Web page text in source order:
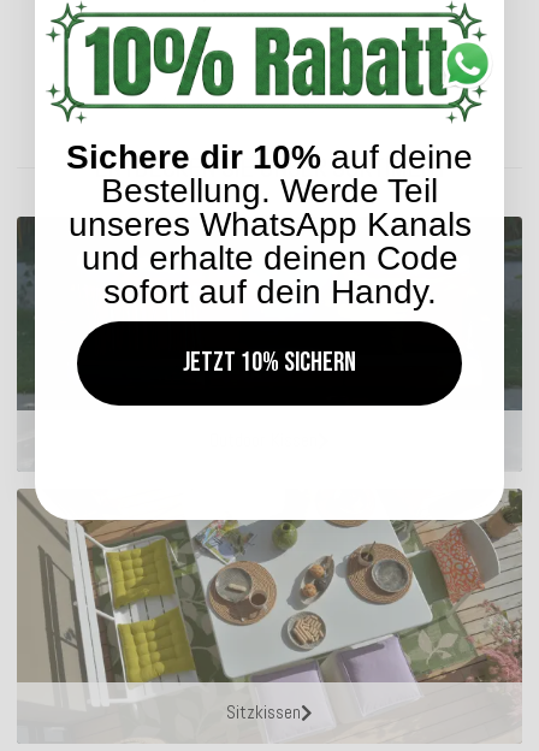
Lieferzeit: ca. 2-4 Werktage
ENTDECKEN SIE UNSER SORTIMENT
Sitzkissen
Sichere dir 10% auf deine
Bestellung. Werde Teil
unseres WhatsApp Kanals
und erhalte deinen Code
sofort auf dein Handy.
Jetzt 10% sichern